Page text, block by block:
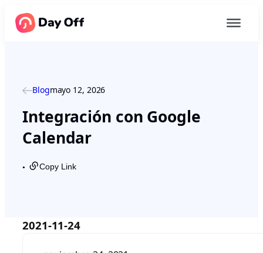
Blogmayo 12, 2026
Integración con Google
Calendar
● Copy Link
2021-11-24